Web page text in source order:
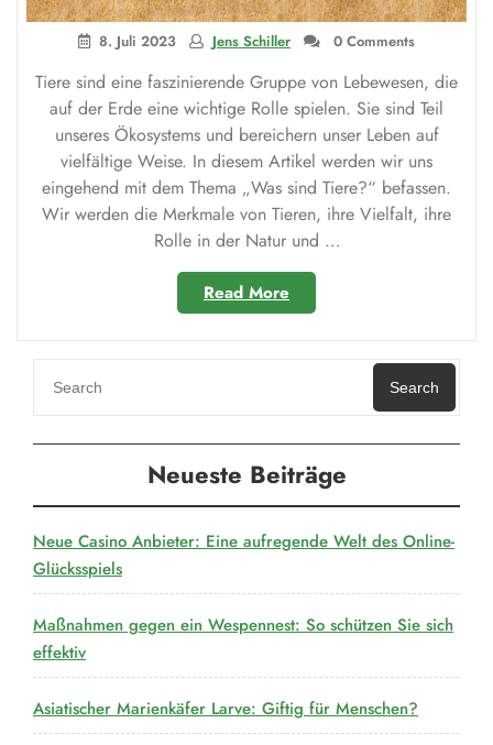
8. Juli 2023 Jens Schiller 0 Comments
Tiere sind eine faszinierende Gruppe von Lebewesen, die
auf der Erde eine wichtige Rolle spielen. Sie sind Teil
unseres Ökosystems und bereichern unser Leben auf
vielfältige Weise. In diesem Artikel werden wir uns
eingehend mit dem Thema „Was sind Tiere?“ befassen.
Wir werden die Merkmale von Tieren, ihre Vielfalt, ihre
Rolle in der Natur und …
Read More
sind
Tiere?“
Search
Neueste Beiträge
Neue Casino Anbieter: Eine aufregende Welt des Online-
Glücksspiels
Maßnahmen gegen ein Wespennest: So schützen Sie sich
effektiv
Asiatischer Marienkäfer Larve: Giftig für Menschen?